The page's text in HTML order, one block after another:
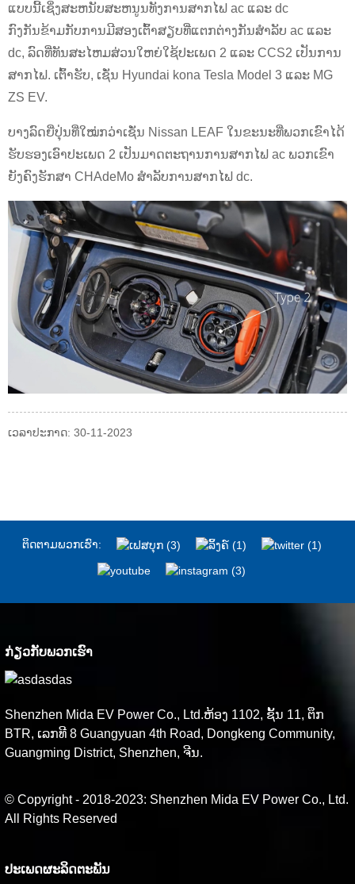
ແບບນີ້ເຊິ່ງສະຫນັບສະຫນູນທັງການສາກໄຟ ac ແລະ dc
ກົງກັນຂ້າມກັບການມີສອງເຕົ້າສຽບທີ່ແຕກຕ່າງກັນສໍາລັບ ac ແລະ
dc, ລົດທີ່ທັນສະໄຫມສ່ວນໃຫຍ່ໃຊ້ປະເພດ 2 ແລະ CCS2 ເປັນການ
ສາກໄຟ. ເຕົ້າຮັບ, ເຊັ່ນ Hyundai kona Tesla Model 3 ແລະ MG
ZS EV.
ບາງລົດຍີ່ປຸ່ນທີ່ໃໝ່ກວ່າເຊັ່ນ Nissan LEAF ໃນຂະນະທີ່ພວກເຂົາໄດ້
ຮັບຮອງເອົາປະເພດ 2 ເປັນມາດຕະຖານການສາກໄຟ ac ພວກເຂົາ
ຍັງຄົງຮັກສາ CHAdeMo ສໍາລັບການສາກໄຟ dc.
ເວລາປະກາດ: 30-11-2023
ຕິດ​ຕາມ​ພວກ​ເຮົາ:
ກ່ຽວ​ກັບ​ພວກ​ເຮົາ
Shenzhen Mida EV Power Co., Ltd.ຫ້ອງ 1102, ຊັ້ນ 11, ຕຶກ
BTR, ເລກທີ 8 Guangyuan 4th Road, Dongkeng Community,
Guangming District, Shenzhen, ຈີນ.
© Copyright - 2018-2023: Shenzhen Mida EV Power Co., Ltd.
All Rights Reserved
ປະເພດຜະລິດຕະພັນ